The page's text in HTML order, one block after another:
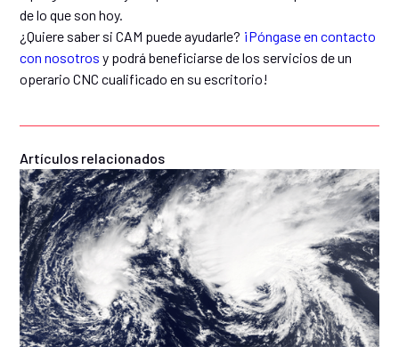
de lo que son hoy.
¿Quiere saber si CAM puede ayudarle? ¡Póngase en contacto
con nosotros y podrá beneficiarse de los servicios de un
operario CNC cualificado en su escritorio!
Artículos relacionados